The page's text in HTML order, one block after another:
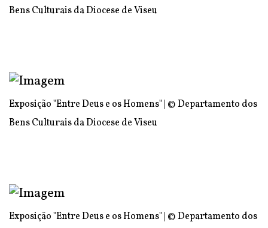
Bens Culturais da Diocese de Viseu
Exposição "Entre Deus e os Homens" | © Departamento dos
Bens Culturais da Diocese de Viseu
Exposição "Entre Deus e os Homens" | © Departamento dos